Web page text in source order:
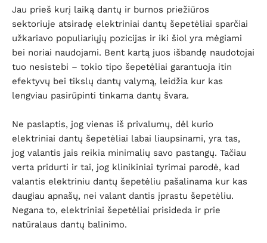
Jau prieš kurį laiką dantų ir burnos priežiūros
sektoriuje atsiradę elektriniai dantų šepetėliai sparčiai
užkariavo populiariųjų pozicijas ir iki šiol yra mėgiami
bei noriai naudojami. Bent kartą juos išbandę naudotojai
tuo nesistebi – tokio tipo šepetėliai garantuoja itin
efektyvų bei tikslų dantų valymą, leidžia kur kas
lengviau pasirūpinti tinkama dantų švara.
Ne paslaptis, jog vienas iš privalumų, dėl kurio
elektriniai dantų šepetėliai labai liaupsinami, yra tas,
jog valantis jais reikia minimalių savo pastangų. Tačiau
verta pridurti ir tai, jog klinikiniai tyrimai parodė, kad
valantis elektriniu dantų šepetėliu pašalinama kur kas
daugiau apnašų, nei valant dantis įprastu šepetėliu.
Negana to, elektriniai šepetėliai prisideda ir prie
natūralaus dantų balinimo.